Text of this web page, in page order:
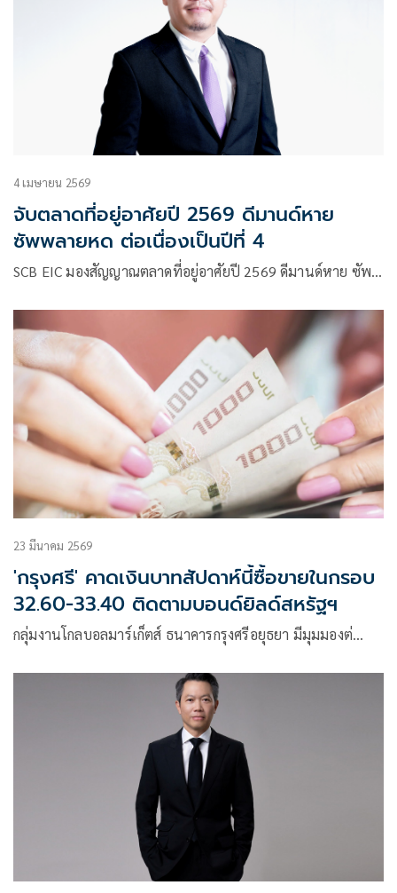
4 เมษายน 2569
จับตลาดที่อยู่อาศัยปี 2569 ดีมานด์หาย
ซัพพลายหด ต่อเนื่องเป็นปีที่ 4
SCB EIC มองสัญญาณตลาดที่อยู่อาศัยปี 2569 ดีมานด์หาย ซัพ…
23 มีนาคม 2569
'กรุงศรี' คาดเงินบาทสัปดาห์นี้ซื้อขายในกรอบ
32.60-33.40 ติดตามบอนด์ยิลด์สหรัฐฯ
กลุ่มงานโกลบอลมาร์เก็ตส์ ธนาคารกรุงศรีอยุธยา มีมุมมองต่…